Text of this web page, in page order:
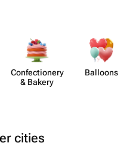
Confect​ionery
& Bakery
Balloons
cities